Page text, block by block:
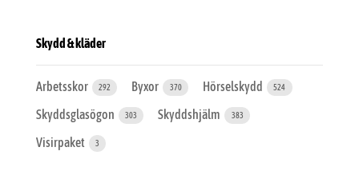
Skydd & kläder
Arbetsskor 292 Byxor 370 Hörselskydd 524
Skyddsglasögon 303 Skyddshjälm 383
Visirpaket 3